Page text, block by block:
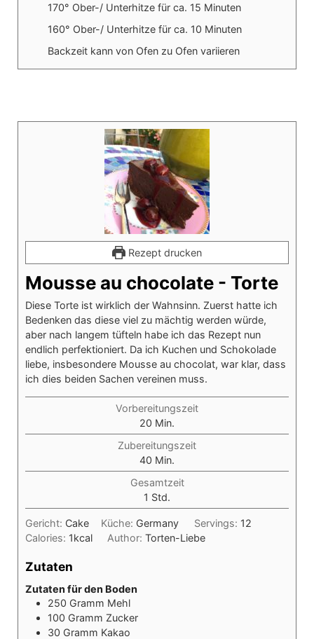
170° Ober-/ Unterhitze für ca. 15 Minuten
160° Ober-/ Unterhitze für ca. 10 Minuten
Backzeit kann von Ofen zu Ofen variieren
Rezept drucken
Mousse au chocolate - Torte
Diese Torte ist wirklich der Wahnsinn. Zuerst hatte ich
Bedenken das diese viel zu mächtig werden würde,
aber nach langem tüfteln habe ich das Rezept nun
endlich perfektioniert. Da ich Kuchen und Schokolade
liebe, insbesondere Mousse au chocolat, war klar, dass
ich dies beiden Sachen vereinen muss.
Vorbereitungszeit
20 Minuten
Min.
Zubereitungszeit
40 Minuten
Min.
Gesamtzeit
1 Stunde
Std.
Gericht: Cake Küche: Germany Servings: 12
Calories: 1kcal Author:Torten-Liebe
Zutaten
Zutaten für den Boden
250 Gramm Mehl
100 Gramm Zucker
30 Gramm Kakao